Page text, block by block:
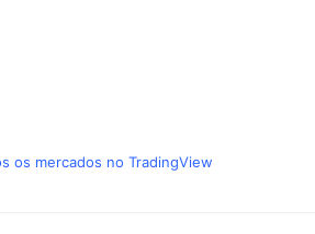
os mercados no TradingView